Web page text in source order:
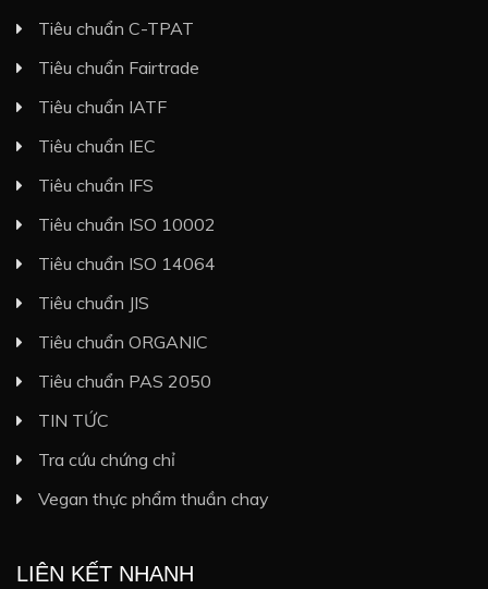
Tiêu chuẩn C-TPAT
Tiêu chuẩn Fairtrade
Tiêu chuẩn IATF
Tiêu chuẩn IEC
Tiêu chuẩn IFS
Tiêu chuẩn ISO 10002
Tiêu chuẩn ISO 14064
Tiêu chuẩn JIS
Tiêu chuẩn ORGANIC
Tiêu chuẩn PAS 2050
TIN TỨC
Tra cứu chứng chỉ
Vegan thực phẩm thuần chay
LIÊN KẾT NHANH